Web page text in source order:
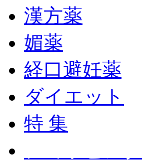
漢方薬
媚薬
経口避妊薬
ダイエット
特 集